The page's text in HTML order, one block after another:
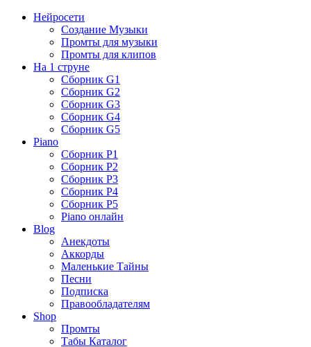
Нейросети
Создание Музыки
Промты для музыки
Промты для клипов
На 1 струне
Сборник G1
Сборник G2
Сборник G3
Сборник G4
Сборник G5
Piano
Сборник P1
Сборник P2
Сборник P3
Сборник P4
Сборник P5
Piano онлайн
Blog
Анекдоты
Аккорды
Маленькие Тайны
Песни
Подписка
Правообладателям
Shop
Промты
Табы Каталог